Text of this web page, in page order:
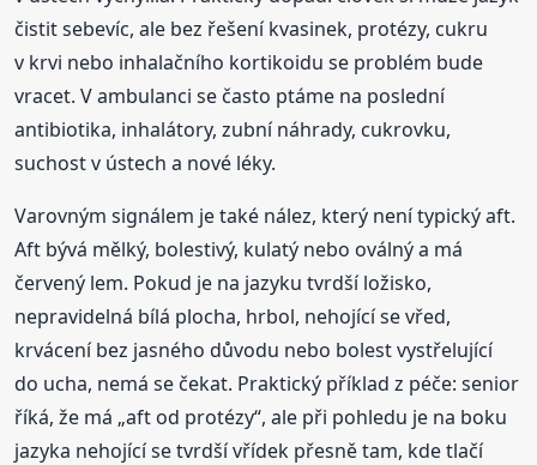
čistit sebevíc, ale bez řešení kvasinek, protézy, cukru
v krvi nebo inhalačního kortikoidu se problém bude
vracet. V ambulanci se často ptáme na poslední
antibiotika, inhalátory, zubní náhrady, cukrovku,
suchost v ústech a nové léky.
Varovným signálem je také nález, který není typický aft.
Aft bývá mělký, bolestivý, kulatý nebo oválný a má
červený lem. Pokud je na jazyku tvrdší ložisko,
nepravidelná bílá plocha, hrbol, nehojící se vřed,
krvácení bez jasného důvodu nebo bolest vystřelující
do ucha, nemá se čekat. Praktický příklad z péče: senior
říká, že má „aft od protézy“, ale při pohledu je na boku
jazyka nehojící se tvrdší vřídek přesně tam, kde tlačí